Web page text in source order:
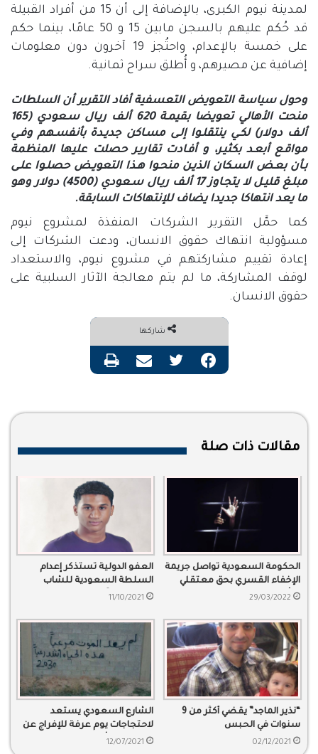
لمدينة نيوم الكبرى، بالإضافة إلى أن 15 من أفراد القبيلة
قد حُكم عليهم بالسجن مابين 15 و 50 عامًا، بينما حكم
على خمسة بالإعدام، واحتُجز 19 آخرون دون معلومات
إضافية عن مصيرهم، و أُطلق سراح ثمانية.
وحول سياسة التعويض التعسفية أفاد التقرير أن السلطات
منحت الأهالي تعويضا بقيمـة 620 ألـف ريـال سـعودي (165
ألـف دولار) لكـي ينتقلـوا إلـى مسـاكن جديـدة بأنفسـهم وفـي
مواقـع أبعـد بكثيـر، و أفـادت تقاريـر حصلت عليها المنظمة
بـأن بعـض السـكان الذيـن منحـوا هـذا التعويـض حصلـوا علـى
مبلـغ قليـل لا يتجـاوز 17 ألـف ريـال سـعودي (4500) دولار وهو
ما يعد انتهاكا جديدا يضاف للإنتهاكات السابقة.
كما حمَّل التقرير الشركات المنفذة لمشروع نيوم
مسؤولية انتهاك حقوق الانسان، ودعت الشركات إلى
إعادة تقييم مشاركتهم في مشروع نيوم، والاستعداد
لوقف المشاركة، ما لم يتم معالجة الآثار السلبية على
حقوق الانسان.
شاركها
فيسبوك تويتر مشاركة عبر البريد طباعة
مقالات ذات صلة
الحكومة السعودية تواصل جريمة
الإخفاء القسري بحق معتقلي
الرأي29/03/2022
العفو الدولية تستذكر إعدام
السلطة السعودية للشاب
“مصطفى آل درويش”
11/10/2021
“نذير الماجد” يقضي أكثر من 9
سنوات في الحبس
02/12/2021
الشارع السعودي يستعد
لاحتجاجات يوم عرفة للإفراج عن
معتقلي الرأي
12/07/2021